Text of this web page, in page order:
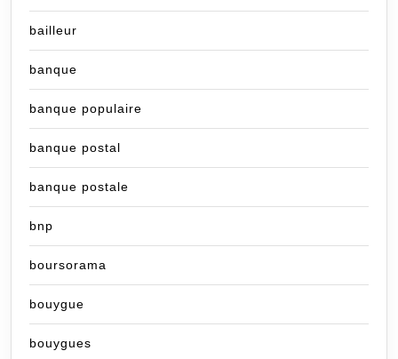
bailleur
banque
banque populaire
banque postal
banque postale
bnp
boursorama
bouygue
bouygues